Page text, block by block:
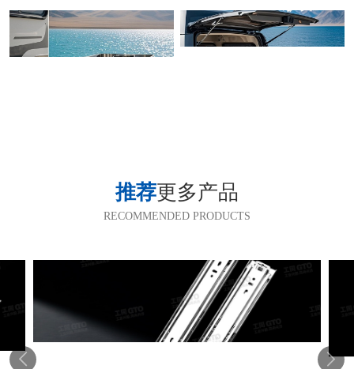
推荐更多产品
RECOMMENDED PRODUCTS
 